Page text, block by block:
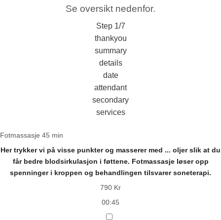
Se oversikt nedenfor.
Step 1/7
thankyou
summary
details
date
attendant
secondary
services
Fotmassasje 45 min
Her trykker vi på visse punkter og masserer med ... oljer slik at du
får bedre blodsirkulasjon i føttene. Fotmassasje løser opp
spenninger i kroppen og behandlingen tilsvarer soneterapi.
790 Kr
00:45